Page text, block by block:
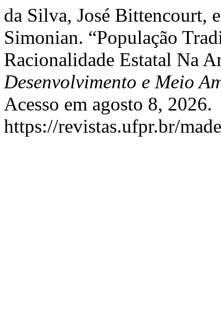
da Silva, José Bittencourt,
Simonian. “População
Racionalidade Estatal Na
Desenvolvimento e Meio
Acesso em agosto 8, 2026.
https://revistas.ufpr.br/